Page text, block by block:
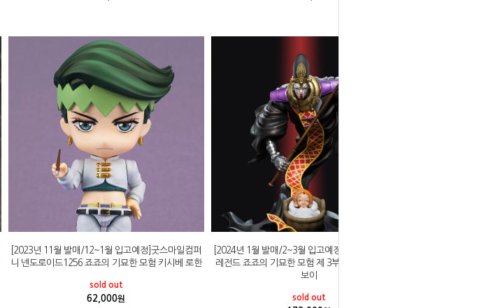
[2023년 11월 발매/12~1월 입고예정]굿스마일컴퍼
니 넨도로이드1256 죠죠의 기묘한 모험 키시베 로한
sold out
62,000원
[2024년 1월 발매/2~3월 입고예정]메디코스 스태츄
레전드 죠죠의 기묘한 모험 제 3부 데스 13&마니쉬
보이
sold out